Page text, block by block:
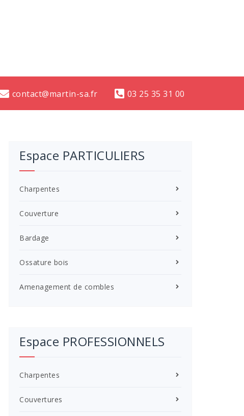
contact@martin-sa.fr 03 25 35 31 00
Espace PARTICULIERS
Charpentes
Couverture
Bardage
Ossature bois
Amenagement de combles
Espace PROFESSIONNELS
Charpentes
Couvertures